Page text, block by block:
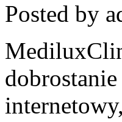
Posted by